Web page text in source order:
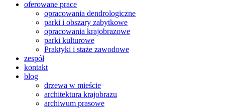
oferowane prace
opracowania dendrologiczne
parki i obszary zabytkowe
opracowania krajobrazowe
parki kulturowe
Praktyki i staże zawodowe
zespół
kontakt
blog
drzewa w mieście
architektura krajobrazu
archiwum prasowe